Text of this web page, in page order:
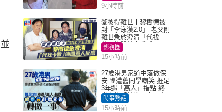
9小時前
黎彼得離世丨黎樹德被
封「李泳漢2.0」 老父剛
離世急於澄清「代找卡
數」傳聞惹人反感
影視圈
15小時前
27歲港男家道中落做保
安 慘遭舊同學嘲笑 捱足
3年遇「高人」指點 終辭
職宣告「轉做一事」｜
Juicy叮
時事熱話
15小時前